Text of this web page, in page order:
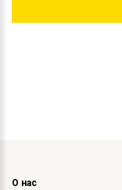
О нас